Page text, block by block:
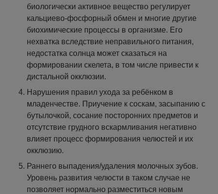
биологически активное вещество регулирует
кальциево-фосфорный обмен и многие другие
биохимические процессы в организме. Его
нехватка вследствие неправильного питания,
недостатка солнца может сказаться на
формировании скелета, в том числе привести к
дистальной окклюзии.
Нарушения правил ухода за ребёнком в
младенчестве. Приучение к соскам, засыпанию с
бутылочкой, сосание посторонних предметов и
отсутствие грудного вскармливания негативно
влияет процесс формирования челюстей и их
окклюзию.
Раннего выпадения/удаления молочных зубов.
Уровень развития челюсти в таком случае не
позволяет нормально разместиться новым